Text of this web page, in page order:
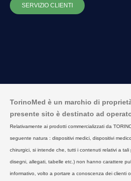
SERVIZIO CLIENTI
TorinoMed è un marchio di
presente sito è destinato ad
Relativamente ai prodotti commercializzati da
seguente natura : dispositivi medici, dispositivi
chirurgici, si intende che, tutti i contenuti relativi a tali
disegni, allegati, tabelle etc.) non hanno carattere
informativo, volto a portare a conoscenza dei clienti